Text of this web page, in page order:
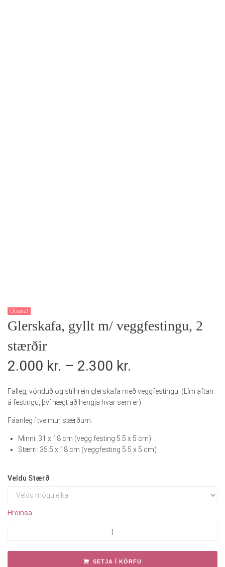
Útsala!
Glerskafa, gyllt m/ veggfestingu, 2
stærðir
2.000 kr. – 2.300 kr.
Falleg, vönduð og stílhrein glerskafa með veggfestingu. (Lím aftan
á festingu, því hægt að hengja hvar sem er)
Fáanleg í tveimur stærðum:
Minni: 31 x 18 cm (vegg festing 5.5 x 5 cm)
Stærri: 35.5 x 18 cm (veggfesting 5.5 x 5 cm)
Veldu Stærð
Hreinsa
SETJA Í KÖRFU